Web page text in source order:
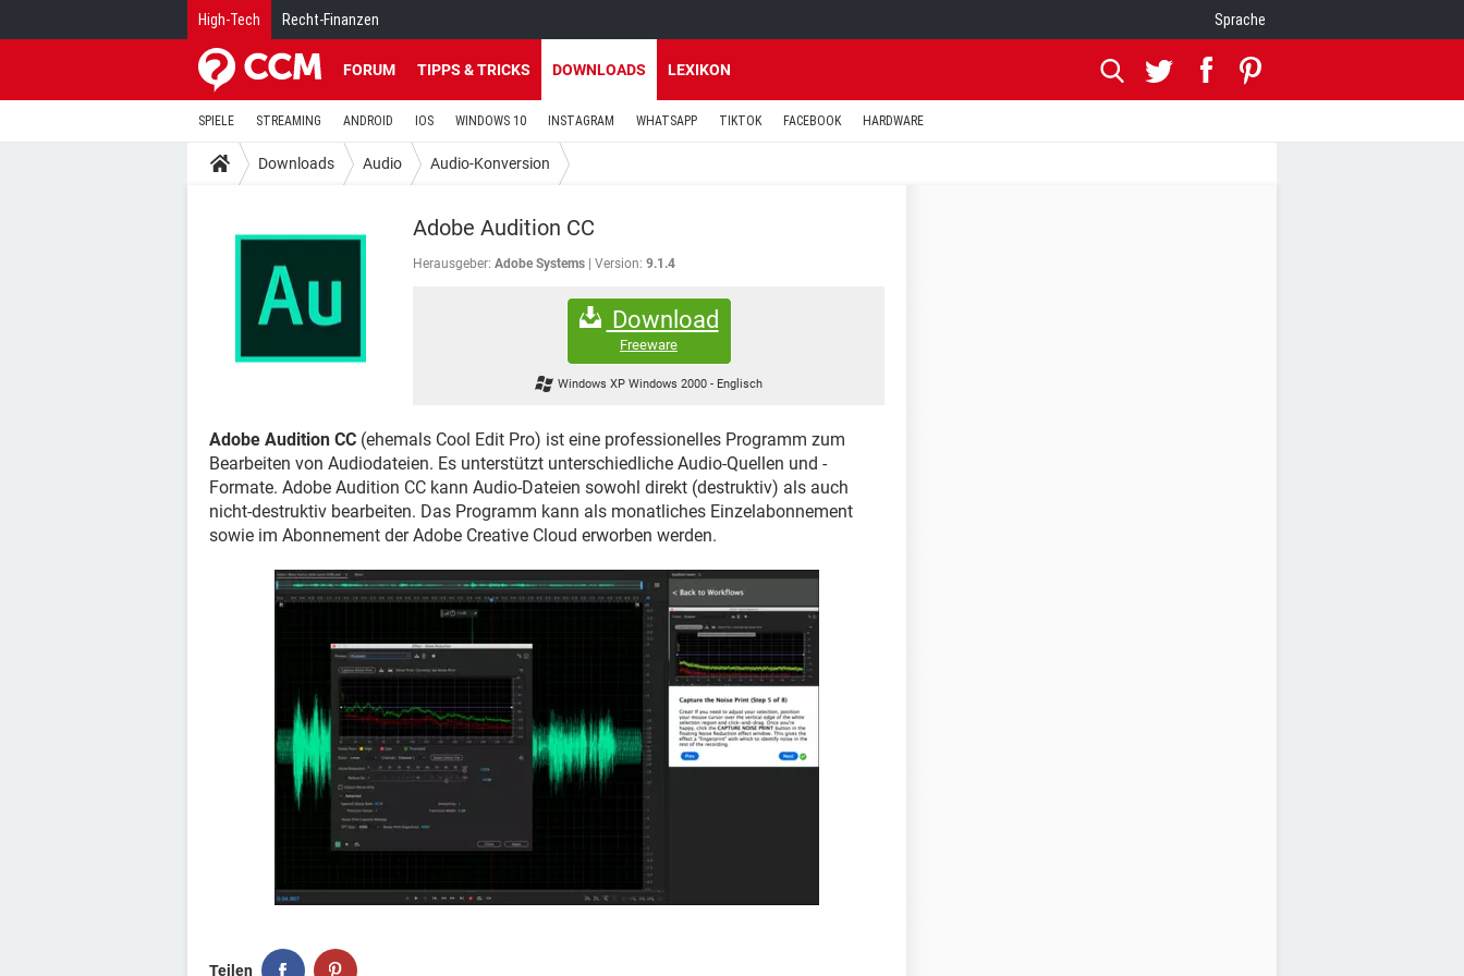
High-Tech Recht-Finanzen Sprache
FORUM TIPPS & TRICKS DOWNLOADS LEXIKON
SPIELE STREAMING ANDROID IOS WINDOWS 10 INSTAGRAM WHATSAPP TIKTOK FACEBOOK HARDWARE
Downloads Audio Audio-Konversion
Adobe Audition CC
Herausgeber: Adobe Systems Version: 9.1.4
Download
Freeware
Windows XP Windows 2000 - Englisch
Adobe Audition CC (ehemals Cool Edit Pro) ist eine professionelles Programm zum
Bearbeiten von Audiodateien. Es unterstützt unterschiedliche Audio-Quellen und -
Formate. Adobe Audition CC kann Audio-Dateien sowohl direkt (destruktiv) als auch
nicht-destruktiv bearbeiten. Das Programm kann als monatliches Einzelabonnement
sowie im Abonnement der Adobe Creative Cloud erworben werden.
Teilen